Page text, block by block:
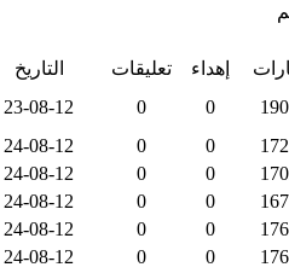
إهداء تعليقات
التاريخ
0
0
23-08-12
0
0
24-08-12
0
0
24-08-12
0
0
24-08-12
0
0
24-08-12
0
0
24-08-12